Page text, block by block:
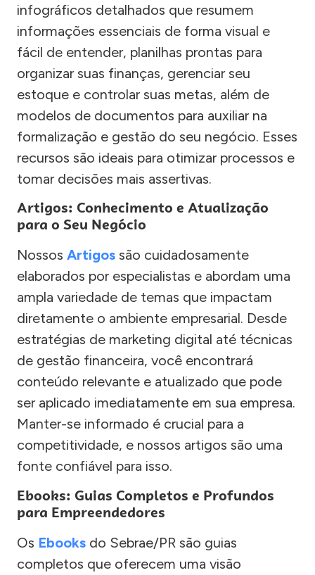
infográficos detalhados que resumem
informações essenciais de forma visual e
fácil de entender, planilhas prontas para
organizar suas finanças, gerenciar seu
estoque e controlar suas metas, além de
modelos de documentos para auxiliar na
formalização e gestão do seu negócio. Esses
recursos são ideais para otimizar processos e
tomar decisões mais assertivas.
Artigos: Conhecimento e Atualização
para o Seu Negócio
Nossos Artigos são cuidadosamente
elaborados por especialistas e abordam uma
ampla variedade de temas que impactam
diretamente o ambiente empresarial. Desde
estratégias de marketing digital até técnicas
de gestão financeira, você encontrará
conteúdo relevante e atualizado que pode
ser aplicado imediatamente em sua empresa.
Manter-se informado é crucial para a
competitividade, e nossos artigos são uma
fonte confiável para isso.
Ebooks: Guias Completos e Profundos
para Empreendedores
Os Ebooks do Sebrae/PR são guias
completos que oferecem uma visão